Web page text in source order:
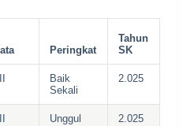
Peringkat
Tahun
SK
Baik
Sekali
2.025
Unggul 2.025